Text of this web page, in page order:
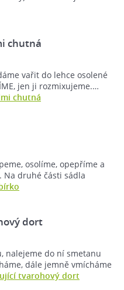
chutná
vařit do lehce osolené
jen ji rozmixujeme.…
chutná
osolíme, opepříme a
Na druhé části sádla
dort
nalejeme do ní smetanu
dále jemně vmícháme
tvarohový dort